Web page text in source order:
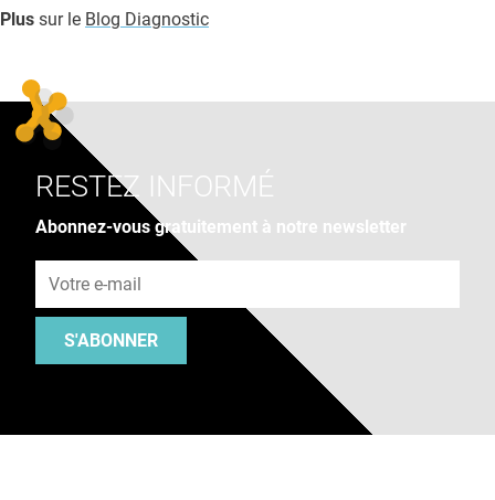
Plus sur le Blog Diagnostic
RESTEZ INFORMÉ
Abonnez-vous gratuitement à notre newsletter
S'ABONNER